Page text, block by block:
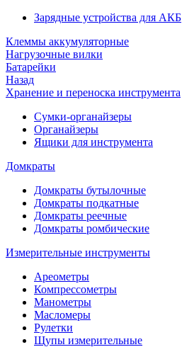
Зарядные устройства для АКБ
Клеммы аккумуляторные
Нагрузочные вилки
Батарейки
Назад
Хранение и переноска инструмента
Сумки-органайзеры
Органайзеры
Ящики для инструмента
Домкраты
Домкраты бутылочные
Домкраты подкатные
Домкраты реечные
Домкраты ромбические
Измерительные инструменты
Ареометры
Компрессометры
Манометры
Масломеры
Рулетки
Щупы измерительные